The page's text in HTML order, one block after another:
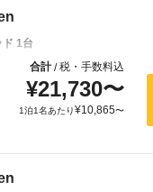
ド 1台
合計/税・手数料込
¥21,730〜
1泊1名あたり¥10,865〜